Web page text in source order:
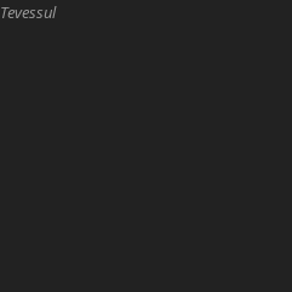
Tevessul